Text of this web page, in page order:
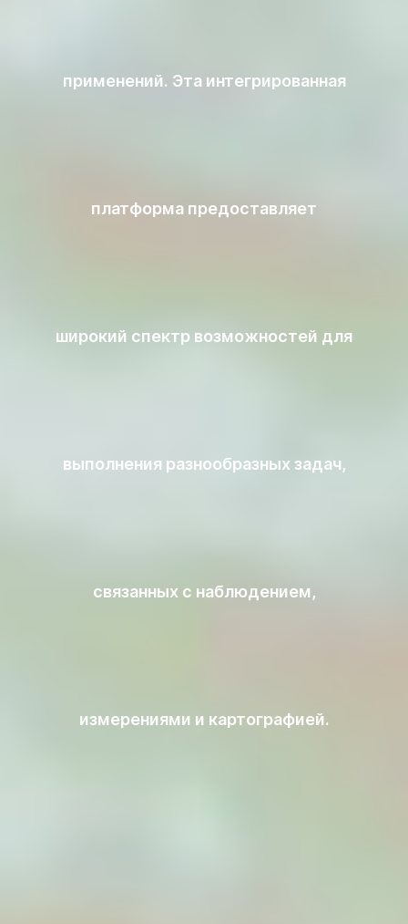
применений. Эта интегрированная
платформа предоставляет
широкий спектр возможностей для
выполнения разнообразных задач,
связанных с наблюдением,
измерениями и картографией.